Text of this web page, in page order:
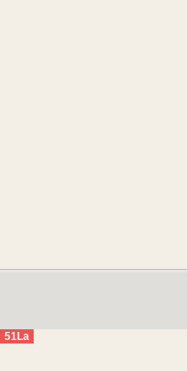
51La